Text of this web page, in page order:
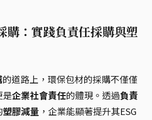
購：實踐負責任採購與塑
的道路上，環保包材的採購不僅僅
是企業社會責任的體現。透過負責
塑膠減量 ，企業能顯著提升其ESG